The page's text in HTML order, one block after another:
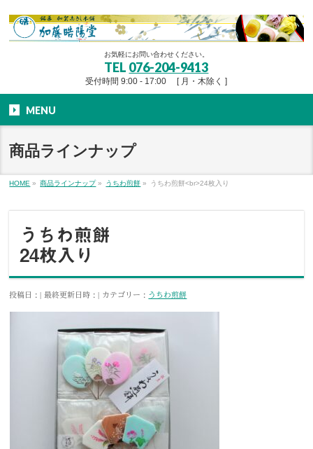
お気軽にお問い合わせください。
TEL 076-204-9413
受付時間 9:00 - 17:00 [ 月・木除く ]
MENU
商品ラインナップ
HOME » 商品ラインナップ» うちわ煎餅 » うちわ煎餅<br>24枚入り
うちわ煎餅
24枚入り
投稿日 : 最終更新日時 : カテゴリー : うちわ煎餅